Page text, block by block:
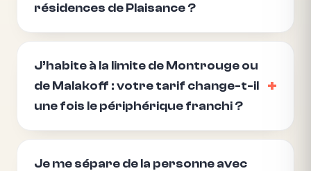
résidences de Plaisance ?
J’habite à la limite de Montrouge ou
de Malakoff : votre tarif change-t-il
une fois le périphérique franchi ?
Je me sépare de la personne avec